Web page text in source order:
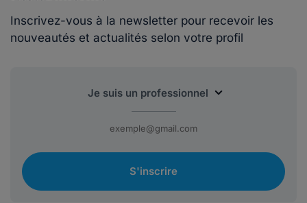
Inscrivez-vous à la newsletter pour recevoir les
nouveautés et actualités selon votre profil
S'inscrire